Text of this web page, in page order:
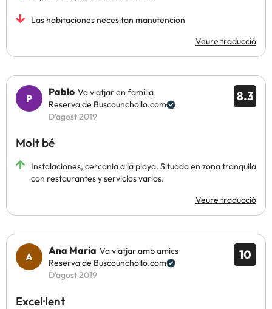
Las habitaciones necesitan manutencion
Veure traducció
8.3
Pablo Va viatjar en família
Reserva de Buscounchollo.com
D’agost 2019
Molt bé
Instalaciones, cercania a la playa. Situado en zona tranquila
con restaurantes y servicios varios.
Veure traducció
10
Ana Maria Va viatjar amb amics
Reserva de Buscounchollo.com
D’agost 2019
Excel·lent